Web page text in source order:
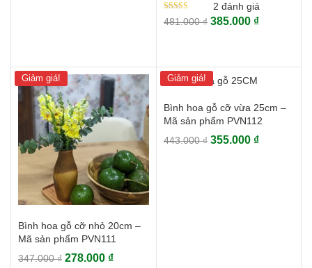
Được
xếp
2 đánh giá
481.000₫ Giá
481.000 ₫.
385.000 ₫Giá
là:
Giảm giá!
Bình hoa gỗ cỡ nhỏ 20cm –
Mã sản phẩm PVN111
347.000₫ Giá
278.000 ₫Giá
Giảm giá!
Bình hoa gỗ cỡ vừa 25cm –
Mã sản phẩm PVN112
443.000₫ Giá
355.000 ₫Giá